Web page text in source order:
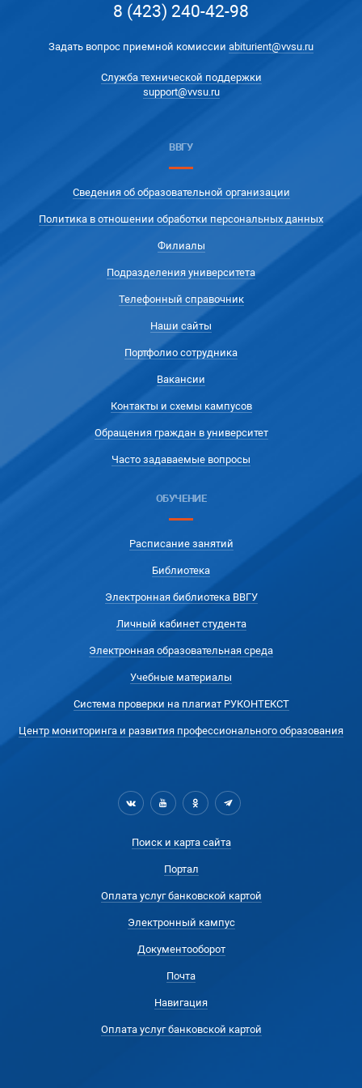
8 (423) 240-42-98
Задать вопрос приемной комиссии abiturient@vvsu.ru
Служба технической поддержки
support@vvsu.ru
ВВГУ
Сведения об образовательной организации
Политика в отношении обработки персональных данных
Филиалы
Подразделения университета
Телефонный справочник
Наши сайты
Портфолио сотрудника
Вакансии
Контакты и схемы кампусов
Обращения граждан в университет
Часто задаваемые вопросы
ОБУЧЕНИЕ
Расписание занятий
Библиотека
Электронная библиотека ВВГУ
Личный кабинет студента
Электронная образовательная среда
Учебные материалы
Система проверки на плагиат РУКОНТЕКСТ
Центр мониторинга и развития профессионального образования
Поиск и карта сайта
Портал
Оплата услуг банковской картой
Электронный кампус
Документооборот
Почта
Навигация
Оплата услуг банковской картой